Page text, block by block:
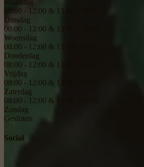
08:00 - 12:00 & 13:00 - 18:00
Dinsdag
08:00 - 12:00 & 13:00 - 18:00
Woensdag
08:00 - 12:00 & 13:00 - 18:00
Donderdag
08:00 - 12:00 & 13:00 - 18:00
Vrijdag
08:00 - 12:00 & 13:00 - 18:00
Zaterdag
08:00 - 12:00 & 13:00 - 16:00
Zondag
Gesloten
Social